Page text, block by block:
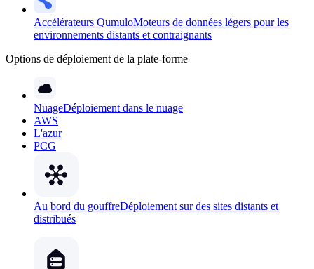
Accélérateurs QumuloMoteurs de données légers pour les
environnements distants et contraignants
Options de déploiement de la plate-forme
NuageDéploiement dans le nuage
AWS
L'azur
PCG
Au bord du gouffreDéploiement sur des sites distants et
distribués